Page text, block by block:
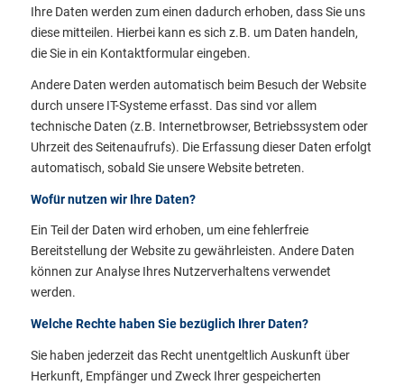
Ihre Daten werden zum einen dadurch erhoben, dass Sie uns
diese mitteilen. Hierbei kann es sich z.B. um Daten handeln,
die Sie in ein Kontaktformular eingeben.
Andere Daten werden automatisch beim Besuch der Website
durch unsere IT-Systeme erfasst. Das sind vor allem
technische Daten (z.B. Internetbrowser, Betriebssystem oder
Uhrzeit des Seitenaufrufs). Die Erfassung dieser Daten erfolgt
automatisch, sobald Sie unsere Website betreten.
Wofür nutzen wir Ihre Daten?
Ein Teil der Daten wird erhoben, um eine fehlerfreie
Bereitstellung der Website zu gewährleisten. Andere Daten
können zur Analyse Ihres Nutzerverhaltens verwendet
werden.
Welche Rechte haben Sie bezüglich Ihrer Daten?
Sie haben jederzeit das Recht unentgeltlich Auskunft über
Herkunft, Empfänger und Zweck Ihrer gespeicherten